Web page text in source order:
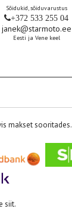
Sõidukid, sõiduvarustus
+372 533 255 04
janek@starmoto.ee
Eesti ja Vene keel
makset sooritades.
siit.